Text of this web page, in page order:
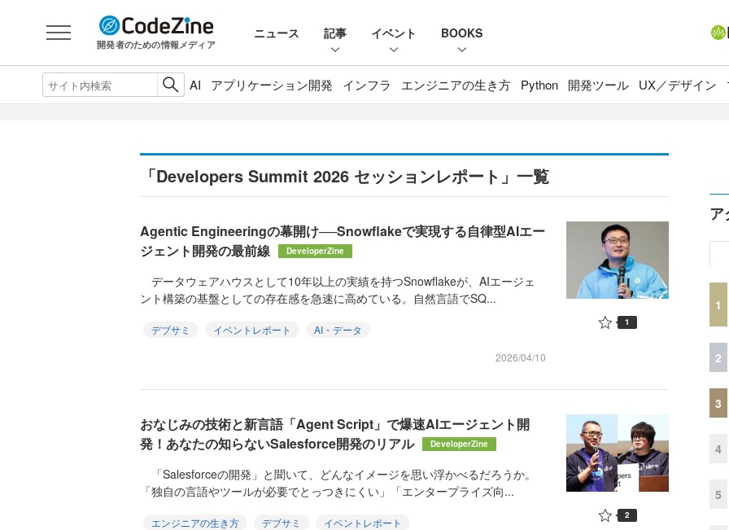
開発者のための情報メディア
ニュース 記事 イベント BOOKS
AI アプリケーション開発 インフラ エンジニアの生き方 Python 開発ツール UX／デザイン
「Developers Summit 2026 セッションレポート」一覧
Agentic Engineeringの幕開け──Snowflakeで実現する自律型AIエー
ジェント開発の最前線
DeveloperZine
データウェアハウスとして10年以上の実績を持つSnowflakeが、AIエージェ
ント構築の基盤としての存在感を急速に高めている。自然言語でSQ...
デブサミ イベントレポート
AI・データ
2026/04/10
1
おなじみの技術と新言語「Agent Script」で爆速AIエージェント開
発！あなたの知らないSalesforce開発のリアル
DeveloperZine
「Salesforceの開発」と聞いて、どんなイメージを思い浮かべるだろうか。
「独自の言語やツールが必要でとっつきにくい」「エンタープライズ向...
エンジニアの生き方 デブサミ
イベントレポート
2
ア
1
2
3
4
5